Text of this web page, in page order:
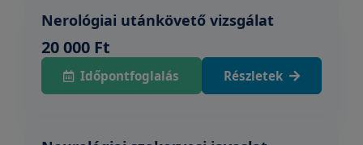
Nerológiai utánkövető vizsgálat
20 000 Ft
Időpontfoglalás Részletek